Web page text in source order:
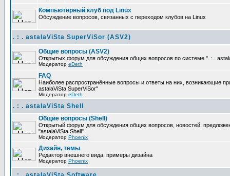
Компьютерный клуб под Linux
Обсуждение вопросов, связанных с переходом клубов на Linux
. : . astalaViSta SuperViSor (ASV2)
Общие вопросы (ASV2)
Открытых форум для обсуждения общих вопросов по системе ". : .
Модератор eDeth
FAQ
Наиболее распространённые вопросы и ответы на них, возникающие
astalaViSta SuperViSor"
Модератор eDeth
. : . astalaViSta Shell
Общие вопросы (Shell)
Открытый форум для обсуждения общих вопросов, новостей,
"astalaViSta Shell"
Модератор Phoenix
Дизайн, темы
Редактор внешнего вида, примеры дизайна
Модератор Phoenix